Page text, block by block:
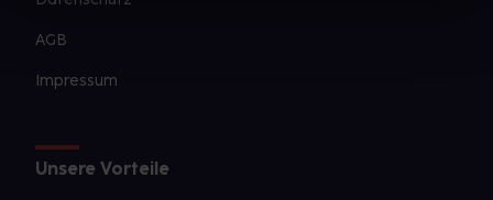
AGB
Impressum
Unsere Vorteile